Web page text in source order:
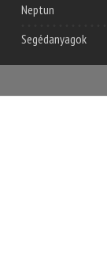
Neptun
Segédanyagok